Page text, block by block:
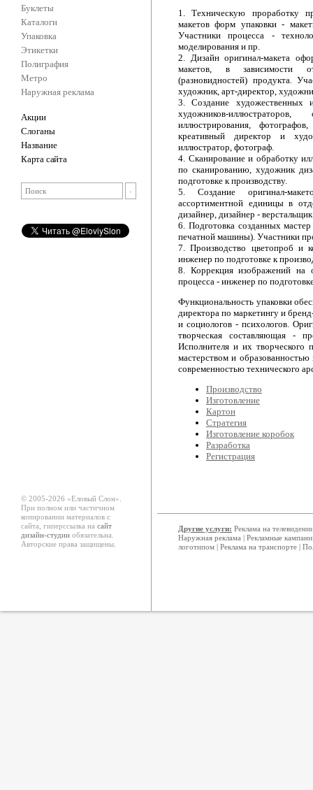
Буклеты
Каталоги
Упаковка
Этикетки
Полиграфия
Метро
Наружная реклама
Акции
Слоганы
Название
Карта сайта
1. Техническую проработку
макетов форм упаковки -
Участники процесса -
моделирования и пр.
2. Дизайн оригинал-макета
макетов, в зависимости
(разновидностей) продукта.
художник, арт-директор,
3. Создание художественных
художников-
иллюстрирования,
креативный директор и
иллюстратор, фотограф.
4. Сканирование и обработку
по сканированию, художник
подготовке к производству.
5. Создание оригинал-
ассортиментной единицы в
дизайнер, дизайнер -
6. Подготовка созданных
печатной машины). Участники
7. Производство цветопроб и
инженер по подготовке к
8. Коррекция изображений на
процесса - инженер по
Функциональность упаковки
директора по маркетингу и
и социологов - психологов.
творческая составляющая -
Исполнителя и их творческого
мастерством и
современностью технического
Производство
Изготовление
Картон
Стратегия
Изготовление коробок
Разработка
Регистрация
© 2005-2026 «Еловый Cлон».
При полном или частичном
копировании материалов с
сайта, гиперссылка на сайт
дизайн-студии обязательна.
Авторские права защищены.
Другие услуги: Реклама на
Наружная реклама | Рекламные
логотипом | Реклама на транспорте |